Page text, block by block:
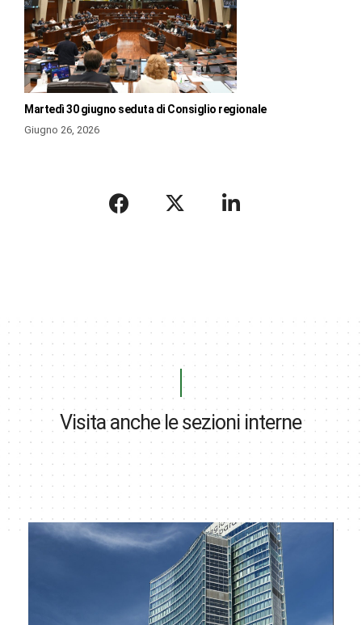
Martedì 30 giugno seduta di Consiglio regionale
Giugno 26, 2026
Visita anche le sezioni interne